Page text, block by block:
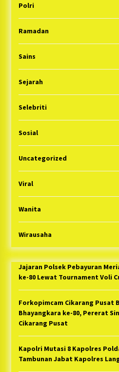
Polri
Ramadan
Sains
Sejarah
Selebriti
Sosial
Uncategorized
Viral
Wanita
Wirausaha
Jajaran Polsek Pebayuran
ke-80 Lewat Tournament Voli
Forkopimcam Cikarang Pusat
Bhayangkara ke-80, Pererat
Cikarang Pusat
Kapolri Mutasi 8 Kapolres
Tambunan Jabat Kapolres